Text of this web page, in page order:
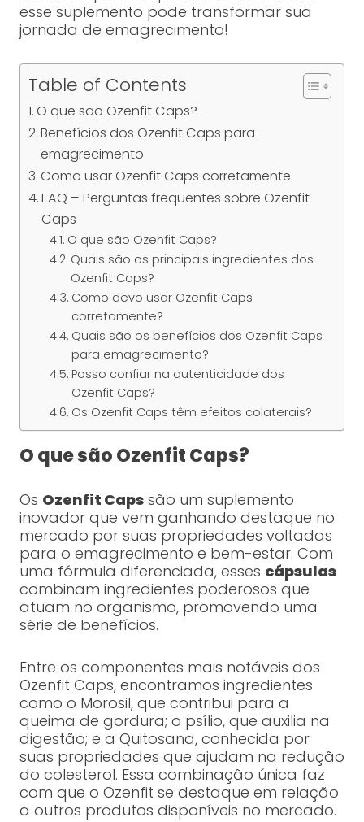
esse suplemento pode transformar sua
jornada de emagrecimento!
Table of Contents
O que são Ozenfit Caps?
Benefícios dos Ozenfit Caps para
emagrecimento
Como usar Ozenfit Caps corretamente
FAQ – Perguntas frequentes sobre Ozenfit
Caps
O que são Ozenfit Caps?
Quais são os principais ingredientes dos
Ozenfit Caps?
Como devo usar Ozenfit Caps
corretamente?
Quais são os benefícios dos Ozenfit Caps
para emagrecimento?
Posso confiar na autenticidade dos
Ozenfit Caps?
Os Ozenfit Caps têm efeitos colaterais?
O que são Ozenfit Caps?
Os Ozenfit Capssão um suplemento
inovador que vem ganhando destaque no
mercado por suas propriedades voltadas
para o emagrecimento e bem-estar. Com
uma fórmula diferenciada, esses cápsulas
combinam ingredientes poderosos que
atuam no organismo, promovendo uma
série de benefícios.
Entre os componentes mais notáveis dos
Ozenfit Caps, encontramos ingredientes
como o Morosil, que contribui para a
queima de gordura; o psílio, que auxilia na
digestão; e a Quitosana, conhecida por
suas propriedades que ajudam na redução
do colesterol. Essa combinação única faz
com que o Ozenfit se destaque em relação
a outros produtos disponíveis no mercado.